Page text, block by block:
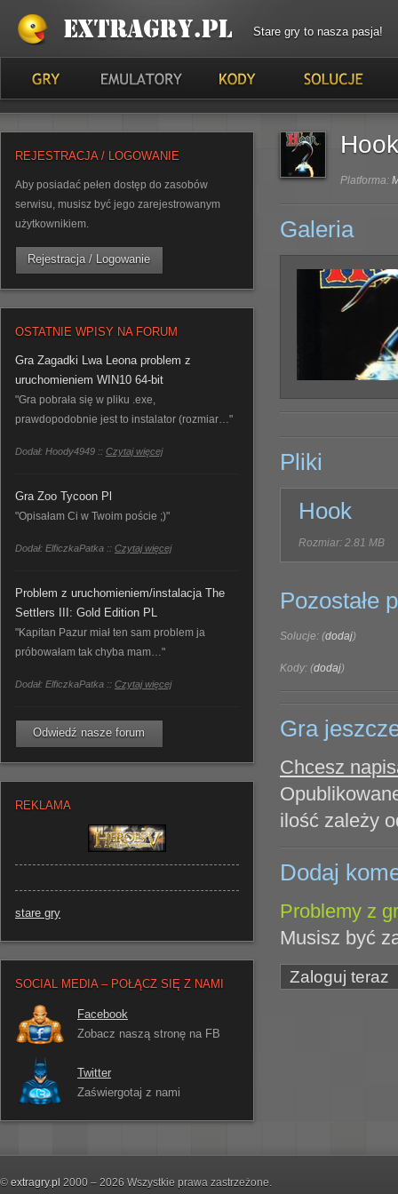
Stare gry to nasza pasja!
REJESTRACJA / LOGOWANIE
Aby posiadać pełen dostęp do zasobów
serwisu, musisz być jego zarejestrowanym
użytkownikiem.
Rejestracja / Logowanie
OSTATNIE WPISY NA FORUM
Gra Zagadki Lwa Leona problem z
uruchomieniem WIN10 64-bit
"Gra pobrała się w pliku .exe,
prawdopodobnie jest to instalator (rozmiar…"
Dodał: Hoody4949 :: Czytaj więcej
Gra Zoo Tycoon Pl
"Opisałam Ci w Twoim poście ;)"
Dodał: ElficzkaPatka :: Czytaj więcej
Problem z uruchomieniem/instalacja The
Settlers III: Gold Edition PL
"Kapitan Pazur miał ten sam problem ja
próbowałam tak chyba mam…"
Dodał: ElficzkaPatka :: Czytaj więcej
Odwiedź nasze forum
REKLAMA
stare gry
SOCIAL MEDIA – POŁĄCZ SIĘ Z NAMI
Facebook
Zobacz naszą stronę na FB
Twitter
Zaświergotaj z nami
Hook
Platforma:
Galeria
Pliki
Hook
Rozmiar: 2.81 MB
Pozostałe
Solucje: (dodaj)
Kody: (dodaj)
Gra
Chcesz
ilość zależy
Dodaj
Problemy z
Musisz być
Zaloguj teraz
© extragry.pl 2000 – 2026 Wszystkie prawa zastrzeżone.